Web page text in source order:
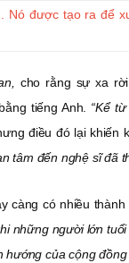
Nó được tạo ra để
cho rằng sự xa
tiếng Anh. “Kể
điều đó lại khiến
tâm đến nghệ sĩ đã
càng có nhiều
những người lớn
hướng của cộng